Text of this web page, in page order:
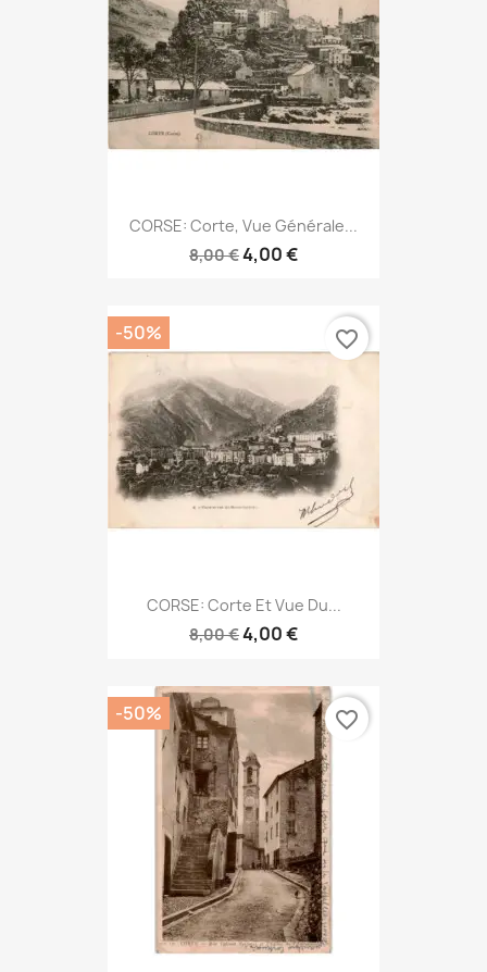
CORSE: Corte, Vue Générale...
8,00 €4,00 €
CORSE: Corte Et Vue Du...
8,00 €4,00 €
-50% favorite_border
-50% favorite_border